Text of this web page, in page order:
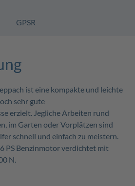
GPSR
ist eine kompakte und leichte
sehr gute
erzielt. Jegliche Arbeiten rund
im Garten oder Vorplätzen sind
schnell und einfach zu meistern.
PS Benzinmotor verdichtet mit
N.